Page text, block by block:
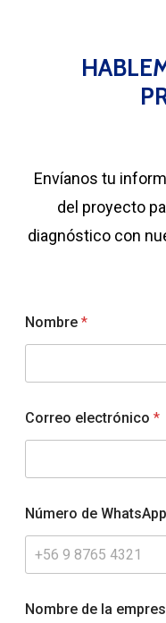
Envíanos tu
del proyecto
diagnóstico con
Nombre *
a
¿
ó
o
N
ú
m
e
o
Correo electrónico *
Número de WhatsApp
Nombre de la